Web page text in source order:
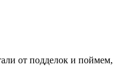
от подделок и поймем,